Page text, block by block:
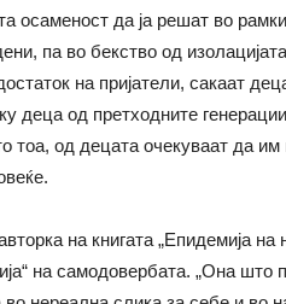
осаменост да ја решат во
па во бекство од
на пријатели, сакаат
деца од претходните
тоа, од децата очекуваат да
на книгата „Епидемија на
на самодовербата. „Она што